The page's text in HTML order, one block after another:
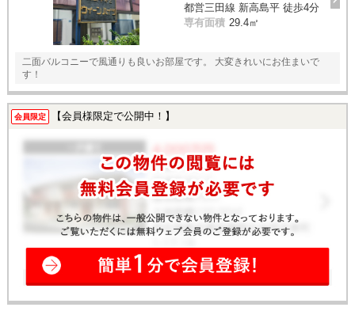
都営三田線 新高島平 徒歩4分
専有面積 29.4㎡
二面バルコニーで風通りも良いお部屋です。 大変きれいにお住まいで
す！
会員限定 【会員様限定で公開中！】